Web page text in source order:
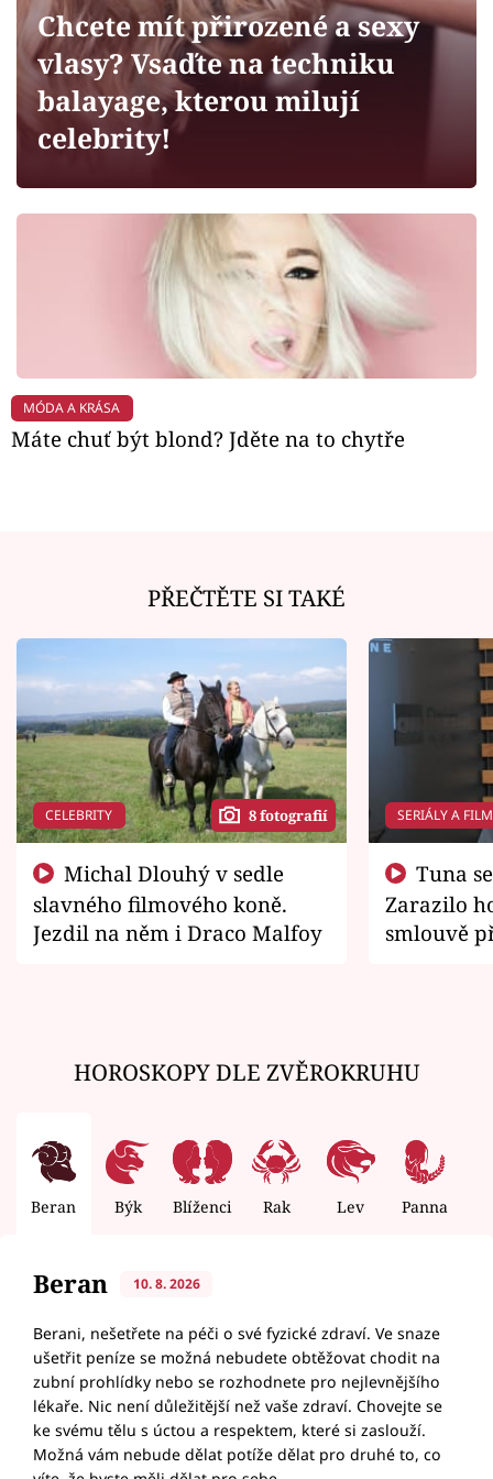
Sledujte prima+
Filmový festival Karlovy Vary
Mámy sobě
Přihlášení
Sledujte nás
Chcete mít přirozené a sexy
vlasy? Vsaďte na techniku
balayage, kterou milují
celebrity!
MÓDA A KRÁSA
Máte chuť být blond? Jděte na to chytře
PŘEČTĚTE SI TAKÉ
CELEBRITY 8 fotografií
slavného filmového koně.
Jezdil na něm i Draco Malfoy
SERIÁLY A
Zarazilo
smlouvě
HOROSKOPY DLE ZVĚROKRUHU
Beran Býk Blíženci Rak Lev Panna
Beran 10. 8. 2026
Berani, nešetřete na péči o své fyzické zdraví. Ve snaze
ušetřit peníze se možná nebudete obtěžovat chodit na
zubní prohlídky nebo se rozhodnete pro nejlevnějšího
lékaře. Nic není důležitější než vaše zdraví. Chovejte se
ke svému tělu s úctou a respektem, které si zaslouží.
Možná vám nebude dělat potíže dělat pro druhé to, co